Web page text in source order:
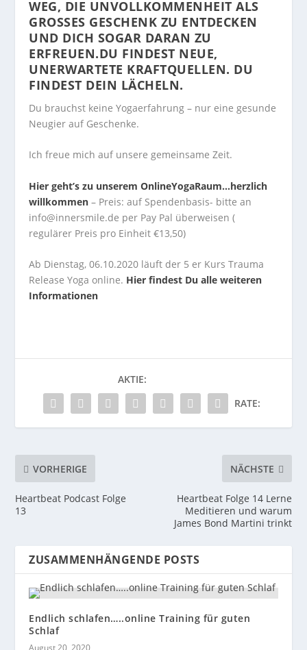
WEG, DIE UNVOLLKOMMENHEIT ALS
GROSSES GESCHENK ZU ENTDECKEN U
ND DICH SOGAR DARAN ZU E
RFREUEN.DU FINDEST NEUE, U
NERWARTETE KRAFTQUELLEN. DU F
INDEST DEIN LÄCHELN.
Du brauchst keine Yogaerfahrung – nur eine gesunde
Neugier auf Geschenke.
Ich freue mich auf unsere gemeinsame Zeit.
Hier geht’s zu unserem OnlineYogaRaum…herzlich
willkommen – Preis: auf Spendenbasis- bitte an
info@innersmile.de per Pay Pal überweisen (
regulärer Preis pro Einheit €13,50)
Ab Dienstag, 06.10.2020 läuft der 5 er Kurs Trauma
Release Yoga online. Hier findest Du alle weiteren
Informationen
AKTIE:
RATE:
VORHERIGE
Heartbeat Podcast Folge
13
NÄCHSTE
Heartbeat Folge 14 Lerne
Meditieren und warum
James Bond Martini trinkt
ZUSAMMENHÄNGENDE POSTS
Endlich schlafen…..online Training für guten
Schlaf
August 20, 2020